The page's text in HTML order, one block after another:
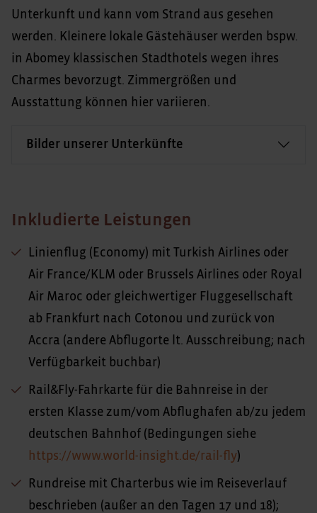
Unterkunft und kann vom Strand aus gesehen
werden. Kleinere lokale Gästehäuser werden bspw.
in Abomey klassischen Stadthotels wegen ihres
Charmes bevorzugt. Zimmergrößen und
Ausstattung können hier variieren.
Bilder unserer Unterkünfte
Inkludierte Leistungen
Linienflug (Economy) mit Turkish Airlines oder
Air France/KLM oder Brussels Airlines oder Royal
Air Maroc oder gleichwertiger Fluggesellschaft
ab Frankfurt nach Cotonou und zurück von
Accra (andere Abflugorte lt. Ausschreibung; nach
Verfügbarkeit buchbar)
Rail&Fly-Fahrkarte für die Bahnreise in der
ersten Klasse zum/vom Abflughafen ab/zu jedem
deutschen Bahnhof (Bedingungen siehe
https://www.world-insight.de/rail-fly)
Rundreise mit Charterbus wie im Reiseverlauf
beschrieben (außer an den Tagen 17 und 18);